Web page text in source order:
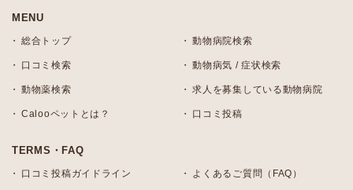
MENU
総合トップ 動物病院検索
口コミ検索 動物病気 / 症状検索
動物薬検索 求人を募集している動物病院
Calooペットとは？ 口コミ投稿
TERMS・FAQ
口コミ投稿ガイドライン よくあるご質問（FAQ）